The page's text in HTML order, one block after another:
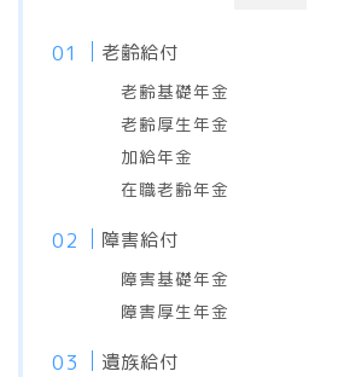
老齢給付
老齢基礎年金
老齢厚生年金
加給年金
在職老齢年金
障害給付
障害基礎年金
障害厚生年金
遺族給付